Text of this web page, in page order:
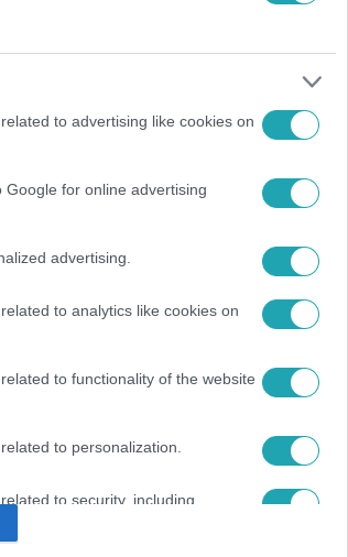
to advertising like cookies on
for online advertising
advertising.
to analytics like cookies on
to functionality of the website
to personalization.
to security, including
and other user protection.
#BALÁSY GYULA